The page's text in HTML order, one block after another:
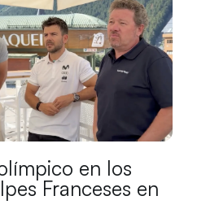
en los
Franceses en